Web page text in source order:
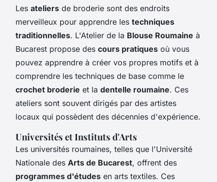
Les ateliers de broderie sont des endroits
merveilleux pour apprendre les techniques
traditionnelles. L'Atelier de la Blouse Roumaine à
Bucarest propose des cours pratiques où vous
pouvez apprendre à créer vos propres motifs et à
comprendre les techniques de base comme le
crochet broderie et la dentelle roumaine. Ces
ateliers sont souvent dirigés par des artistes
locaux qui possèdent des décennies d'expérience.
Universités et Instituts d'Arts
Les universités roumaines, telles que l'Université
Nationale des Arts de Bucarest, offrent des
programmes d'études en arts textiles. Ces